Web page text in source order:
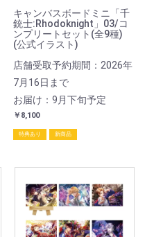
キャンバスボードミニ「千
銃士:Rhodoknight」03/コ
ンプリートセット(全9種)
(公式イラスト)
店舗受取予約期間：2026年
7月16日まで
お届け：9月下旬予定
￥8,100
特典あり 新商品